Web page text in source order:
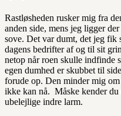
Rastløsheden rusker mig fra
anden side, mens jeg ligger
sove. Det var dumt, det jeg fik
dagens bedrifter af og til sit
netop når roen skulle indfinde
egen dumhed er skubbet til
forude op. Den minder mig
ikke kan nå. Måske kender du
ubelejlige indre larm.